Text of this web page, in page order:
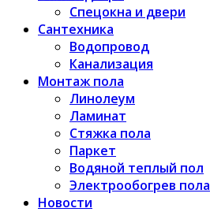
Спецокна и двери
Сантехника
Водопровод
Канализация
Монтаж пола
Линолеум
Ламинат
Стяжка пола
Паркет
Водяной теплый пол
Электрообогрев пола
Новости